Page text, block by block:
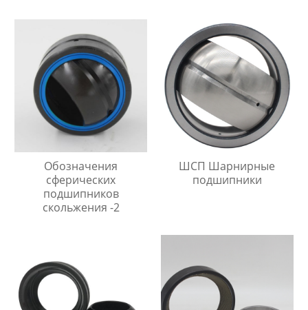
обслуживания
Обозначения
сферических
подшипников
скольжения -2
ШСП Шарнирные
подшипники